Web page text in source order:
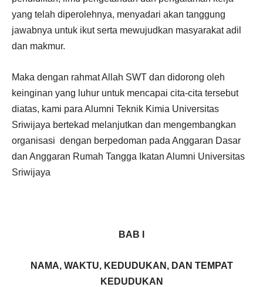
yang telah diperolehnya, menyadari akan tanggung
jawabnya untuk ikut serta mewujudkan masyarakat adil
dan makmur.
Maka dengan rahmat Allah SWT dan didorong oleh
keinginan yang luhur untuk mencapai cita-cita tersebut
diatas, kami para Alumni Teknik Kimia Universitas
Sriwijaya bertekad melanjutkan dan mengembangkan
organisasi dengan berpedoman pada Anggaran Dasar
dan Anggaran Rumah Tangga Ikatan Alumni Universitas
Sriwijaya
BAB I
NAMA, WAKTU, KEDUDUKAN, DAN TEMPAT
KEDUDUKAN